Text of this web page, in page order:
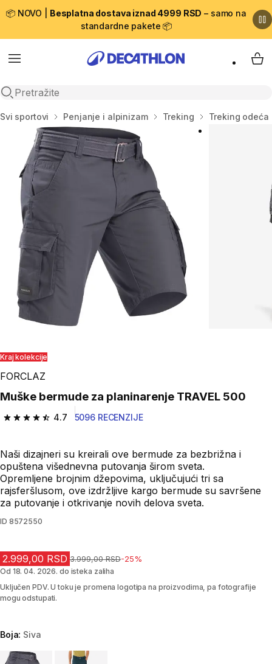
📦 NOVO | Besplatna dostava iznad 4999 RSD – samo na
standardne pakete 📦
Menu
Open search
My
Početna stranica
Svi sportovi Penjanje i alpinizam Treking Treking odeća
Kraj kolekcije
FORCLAZ
Muške bermude za planinarenje TRAVEL 500
4.7
4.7 od 5 zvezdica from 5096 Recenzije
5096 RECENZIJE
Naši dizajneri su kreirali ove bermude za bezbrižna i
opuštena višednevna putovanja širom sveta.
Opremljene brojnim džepovima, uključujući tri sa
rajsferšlusom, ove izdržljive kargo bermude su savršene
za putovanje i otkrivanje novih delova sveta.
ID 8572550
2.999,00 RSD Cena pre sniženja
3.999,00 RSD-25%
Od 18. 04. 2026. do isteka zaliha
Uključen PDV. U toku je promena logotipa na proizvodima, pa fotografije
mogu odstupati.
Boja: Siva
Choose a variant